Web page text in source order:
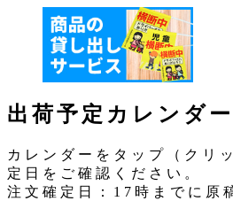
出荷予定カレンダー
カレンダーをタップ（クリ
定日をご確認ください。
注文確定日：17時までに原